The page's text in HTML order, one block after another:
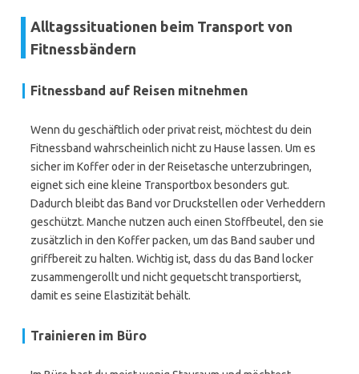
Alltagssituationen beim Transport von
Fitnessbändern
Fitnessband auf Reisen mitnehmen
Wenn du geschäftlich oder privat reist, möchtest du dein
Fitnessband wahrscheinlich nicht zu Hause lassen. Um es
sicher im Koffer oder in der Reisetasche unterzubringen,
eignet sich eine kleine Transportbox besonders gut.
Dadurch bleibt das Band vor Druckstellen oder Verheddern
geschützt. Manche nutzen auch einen Stoffbeutel, den sie
zusätzlich in den Koffer packen, um das Band sauber und
griffbereit zu halten. Wichtig ist, dass du das Band locker
zusammengerollt und nicht gequetscht transportierst,
damit es seine Elastizität behält.
Trainieren im Büro